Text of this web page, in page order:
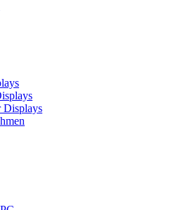
Displays